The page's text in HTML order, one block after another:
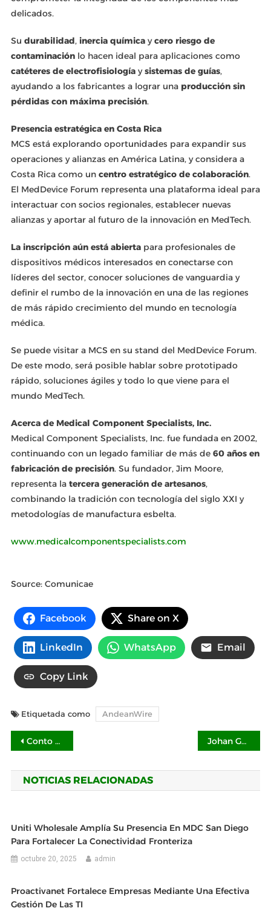
delicados.
Su durabilidad, inercia químicaycero riesgo de
contaminaciónlo hacen ideal para aplicaciones como
catéteres de electrofisiologíaysistemas de guías,
ayudando a los fabricantes a lograr una producción sin
pérdidas con máxima precisión.
Presencia estratégica en Costa Rica
MCS está explorando oportunidades para expandir sus
operaciones y alianzas en América Latina, y considera a
Costa Rica como un centro estratégico de colaboración.
El MedDevice Forum representa una plataforma ideal para
interactuar con socios regionales, establecer nuevas
alianzas y aportar al futuro de la innovación en MedTech.
La inscripción aún está abiertapara profesionales de
dispositivos médicos interesados en conectarse con
líderes del sector, conocer soluciones de vanguardia y
definir el rumbo de la innovación en una de las regiones
de más rápido crecimiento del mundo en tecnología
médica.
Se puede visitar a MCS en su stand del MedDevice Forum.
De este modo, será posible hablar sobre prototipado
rápido, soluciones ágiles y todo lo que viene para el
mundo MedTech.
Acerca de Medical Component Specialists, Inc.
Medical Component Specialists, Inc. fue fundada en 2002,
continuando con un legado familiar de más de 60 años en
fabricación de precisión. Su fundador, Jim Moore,
representa la tercera generación de artesanos,
combinando la tradición con tecnología del siglo XXI y
metodologías de manufactura esbelta.
www.medicalcomponentspecialists.com
Source: Comunicae
Facebook Share on X
LinkedIn WhatsApp Email
Copy Link
Etiquetada como AndeanWire
Navegación
de
entradas
Conto Pay impulsa el crecimiento de micro y pequeñas empresas con su solución financiera móvil Johan González 'De Empleado a Empresario', un libro que busca transformar la carrera de los agentes de seguros latinos
NOTICIAS RELACIONADAS
Uniti Wholesale Amplía Su Presencia En MDC San Diego
Para Fortalecer La Conectividad Fronteriza
octubre 20, 2025 admin
Proactivanet Fortalece Empresas Mediante Una Efectiva
Gestión De Las TI